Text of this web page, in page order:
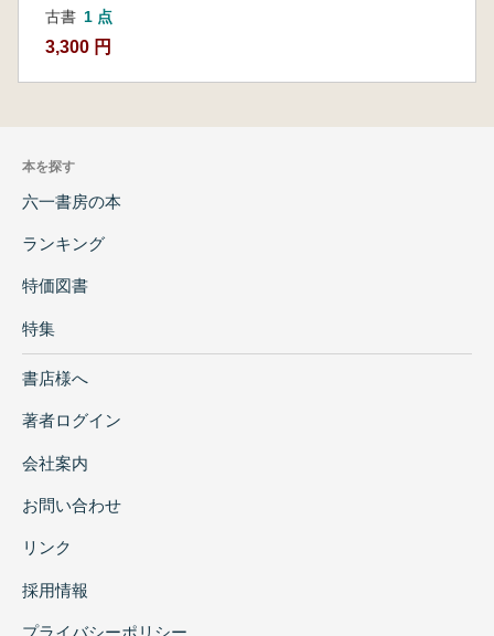
古書 1 点
3,300 円
本を探す
六一書房の本
ランキング
特価図書
特集
書店様へ
著者ログイン
会社案内
お問い合わせ
リンク
採用情報